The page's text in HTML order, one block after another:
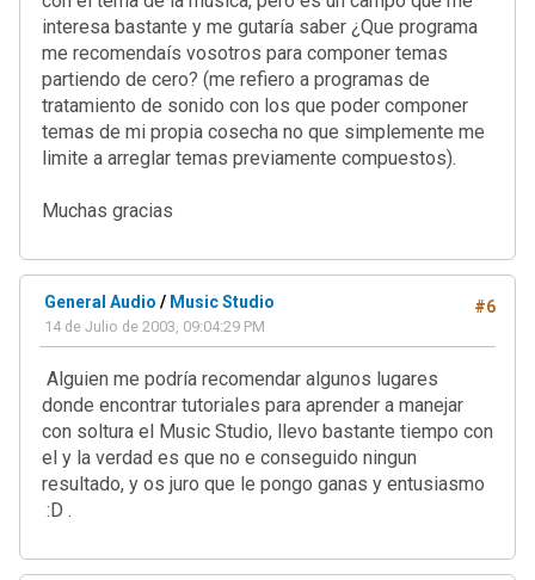
interesa bastante y me gutaría saber ¿Que programa
me recomendaís vosotros para componer temas
partiendo de cero? (me refiero a programas de
tratamiento de sonido con los que poder componer
temas de mi propia cosecha no que simplemente me
limite a arreglar temas previamente compuestos).
Muchas gracias
#6
General Audio / Music Studio
14 de Julio de 2003, 09:04:29 PM
Alguien me podría recomendar algunos lugares
donde encontrar tutoriales para aprender a manejar
con soltura el Music Studio, llevo bastante tiempo con
el y la verdad es que no e conseguido ningun
resultado, y os juro que le pongo ganas y entusiasmo
:D .